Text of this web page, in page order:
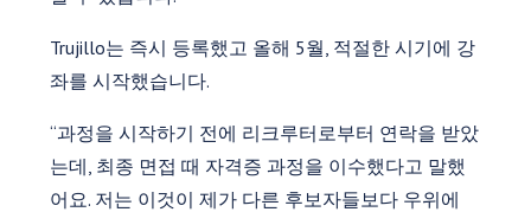
Trujillo는 즉시 등록했고 올해 5월, 적절한 시기에 강
좌를 시작했습니다.
“과정을 시작하기 전에 리크루터로부터 연락을 받았
는데, 최종 면접 때 자격증 과정을 이수했다고 말했
어요. 저는 이것이 제가 다른 후보자들보다 우위에